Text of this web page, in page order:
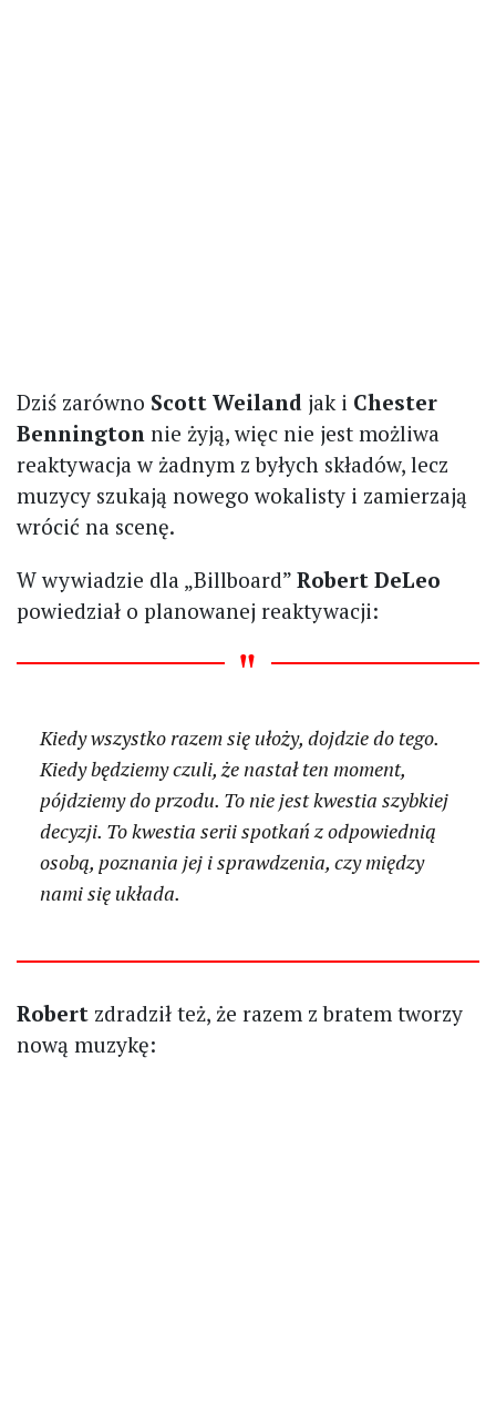
Dziś zarówno Scott Weiland jak i Chester
Bennington nie żyją, więc nie jest możliwa
reaktywacja w żadnym z byłych składów, lecz
muzycy szukają nowego wokalisty i zamierzają
wrócić na scenę.
W wywiadzie dla „Billboard” Robert DeLeo
powiedział o planowanej reaktywacji:
Kiedy wszystko razem się ułoży, dojdzie do tego.
Kiedy będziemy czuli, że nastał ten moment,
pójdziemy do przodu. To nie jest kwestia szybkiej
decyzji. To kwestia serii spotkań z odpowiednią
osobą, poznania jej i sprawdzenia, czy między
nami się układa.
Robert zdradził też, że razem z bratem tworzy
nową muzykę: